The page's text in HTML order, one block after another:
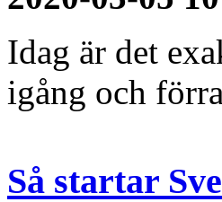
Idag är det
igång och
Så startar